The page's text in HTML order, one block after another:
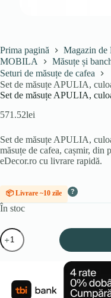
Prima pagină
Magazin de
MOBILA
Măsuțe și
Seturi de măsuțe de cafea
Set de măsuțe APULIA,
Set de măsuțe APULIA,
571.52lei
Set de măsuțe APULIA,
măsuțe de cafea, cașmir,
eDecor.ro cu livrare rapidă.
📦 Livrare ~10 zile ?
În stoc
Cantitate
Set
de
culoare
cașmir/auriu